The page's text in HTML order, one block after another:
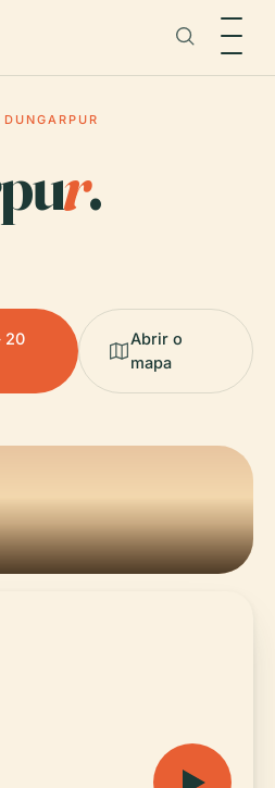
DUNGARPUR
r.
20
Abrir o
mapa